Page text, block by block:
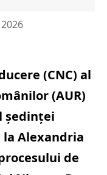
(CNC) al
(AUR)
şedinţei
Alexandria
de